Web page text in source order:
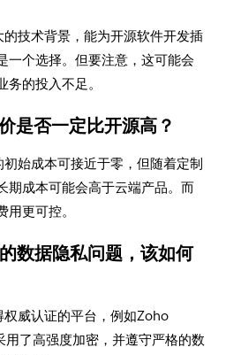
技术背景，能为开源软件开发插
一个选择。但要注意，这可能会
务的投入不足。
是否一定比开源高？
始成本可接近于零，但随着定制
期成本可能会高于云端产品。而
用更可控。
数据隐私问题，该如何
威认证的平台，例如Zoho
了高强度加密，并遵守严格的数